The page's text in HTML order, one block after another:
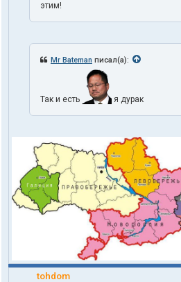
этим!
Mr Bateman писал(а):
Так и есть я дурак
tohdom